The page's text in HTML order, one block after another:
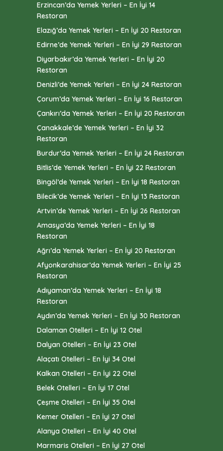
Erzincan’da Yemek Yerleri – En İyi 14
Restoran
Elazığ’da Yemek Yerleri – En İyi 20 Restoran
Edirne’de Yemek Yerleri – En İyi 29 Restoran
Diyarbakır’da Yemek Yerleri – En İyi 20
Restoran
Denizli’de Yemek Yerleri – En İyi 24 Restoran
Çorum’da Yemek Yerleri – En İyi 16 Restoran
Çankırı’da Yemek Yerleri – En İyi 20 Restoran
Çanakkale’de Yemek Yerleri – En İyi 32
Restoran
Burdur’da Yemek Yerleri – En İyi 24 Restoran
Bitlis’de Yemek Yerleri – En İyi 22 Restoran
Bingöl’de Yemek Yerleri – En İyi 18 Restoran
Bilecik’de Yemek Yerleri – En İyi 13 Restoran
Artvin’de Yemek Yerleri – En İyi 26 Restoran
Amasya’da Yemek Yerleri – En İyi 18
Restoran
Ağrı’da Yemek Yerleri – En İyi 20 Restoran
Afyonkarahisar’da Yemek Yerleri – En İyi 25
Restoran
Adıyaman’da Yemek Yerleri – En İyi 18
Restoran
Aydın’da Yemek Yerleri – En İyi 30 Restoran
Dalaman Otelleri – En İyi 12 Otel
Dalyan Otelleri – En İyi 23 Otel
Alaçatı Otelleri – En İyi 34 Otel
Kalkan Otelleri – En İyi 22 Otel
Belek Otelleri – En İyi 17 Otel
Çeşme Otelleri – En İyi 35 Otel
Kemer Otelleri – En İyi 27 Otel
Alanya Otelleri – En İyi 40 Otel
Marmaris Otelleri – En İyi 27 Otel